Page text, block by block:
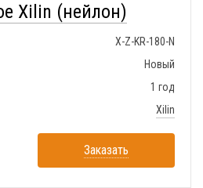
Xilin (нейлон)
X-Z-KR-180-N
Новый
1 год
Xilin
Заказать